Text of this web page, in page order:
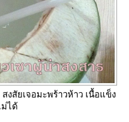
งสัยเจอมะพร้าวห้าว เนื้อแข็ง
ได้